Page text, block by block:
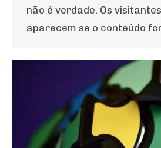
não é verdade. Os
aparecem se o conteúdo